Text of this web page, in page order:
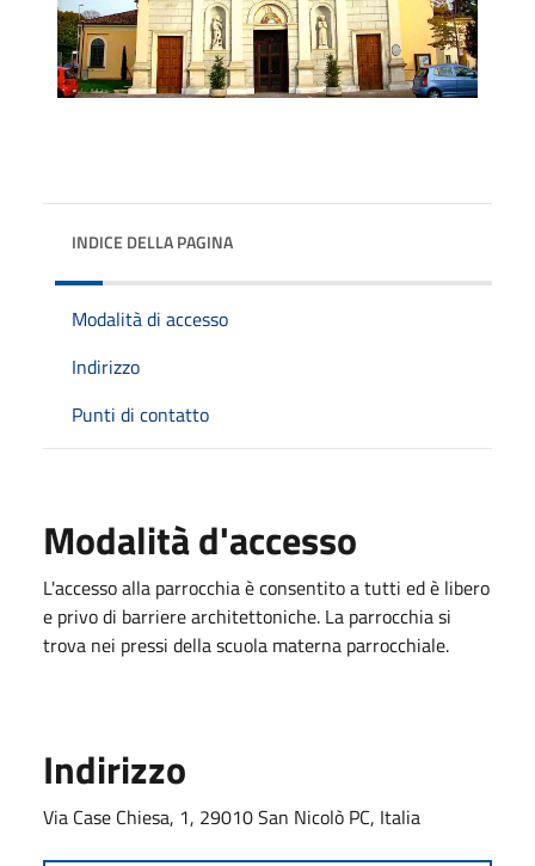
INDICE DELLA PAGINA
Modalità di accesso
Indirizzo
Punti di contatto
Modalità d'accesso
L'accesso alla parrocchia è consentito a tutti ed è libero
e privo di barriere architettoniche. La parrocchia si
trova nei pressi della scuola materna parrocchiale.
Indirizzo
Via Case Chiesa, 1, 29010 San Nicolò PC, Italia